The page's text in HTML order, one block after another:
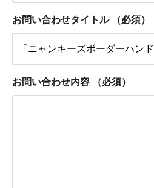
お問い合わせタイトル （必須）
お問い合わせ内容 （必須）